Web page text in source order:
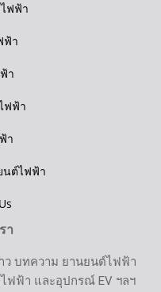
ฟฟ้า
ฟ้า
า
ฟฟ้า
า
นต์ไฟฟ้า
า
าว บทความ ยานยนต์ไฟฟ้า
ฟฟ้า และอุปกรณ์ EV ฯลฯ